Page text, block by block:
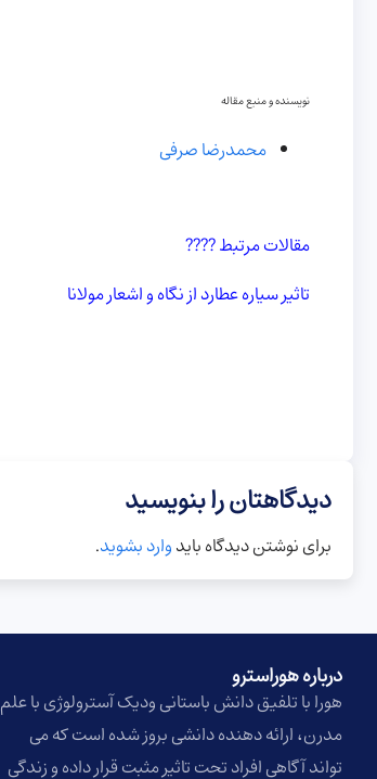
نویسنده و منبع مقاله
محمدرضا صرفی
مقالات مرتبط ????
تاثیر سیاره عطارد از نگاه و اشعار مولانا
دیدگاهتان را بنویسید
برای نوشتن دیدگاه بایدوارد بشوید.
درباره هوراسترو​
هورا با تلفیق دانش باستانی ودیک آسترولوژی با علم
مدرن، ارائه دهنده دانشی بروز شده است که می
تواند آگاهی افراد تحت تاثیر مثبت قرار داده و زندگی